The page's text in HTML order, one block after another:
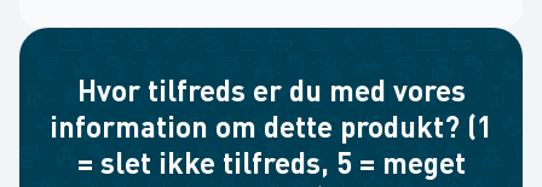
Hvor tilfreds er du med vores
information om dette produkt? (1
= slet ikke tilfreds, 5 = meget